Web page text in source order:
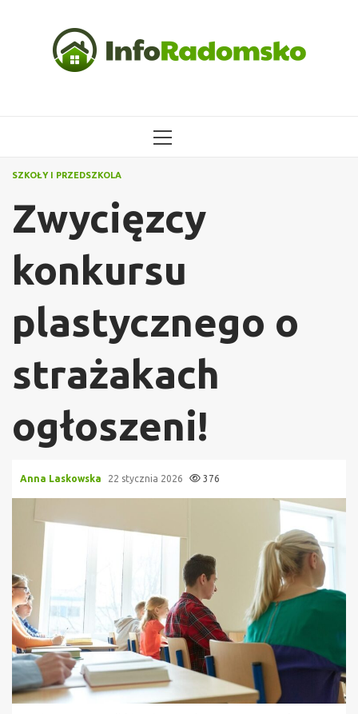
MENU
SZKOŁY I PRZEDSZKOLA
Zwycięzcy
konkursu
plastycznego o
strażakach
ogłoszeni!
Anna Laskowska 22 stycznia 2026 376